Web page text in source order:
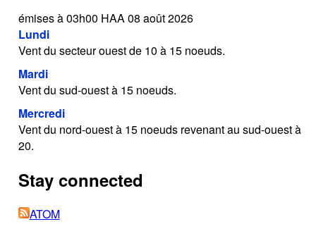
émises à 03h00 HAA 08 août 2026
Lundi
Vent du secteur ouest de 10 à 15 noeuds.
Mardi
Vent du sud-ouest à 15 noeuds.
Mercredi
Vent du nord-ouest à 15 noeuds revenant au sud-ouest à
20.
Stay connected
ATOM